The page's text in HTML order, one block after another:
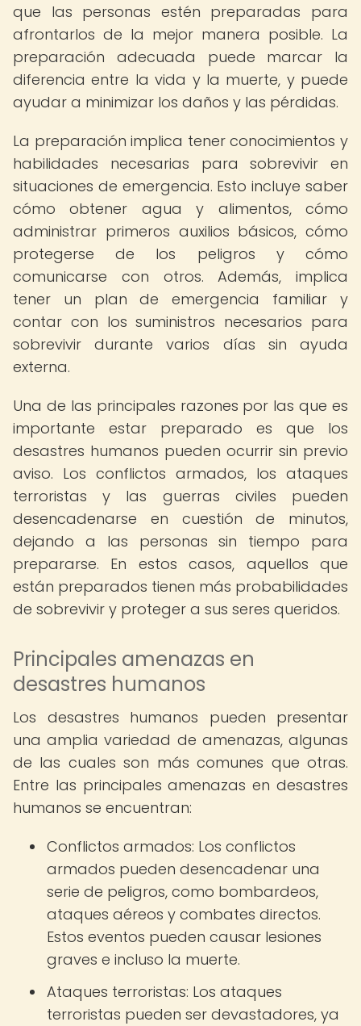
que las personas estén preparadas para
afrontarlos de la mejor manera posible. La
preparación adecuada puede marcar la
diferencia entre la vida y la muerte, y puede
ayudar a minimizar los daños y las pérdidas.
La preparación implica tener conocimientos y
habilidades necesarias para sobrevivir en
situaciones de emergencia. Esto incluye saber
cómo obtener agua y alimentos, cómo
administrar primeros auxilios básicos, cómo
protegerse de los peligros y cómo
comunicarse con otros. Además, implica
tener un plan de emergencia familiar y
contar con los suministros necesarios para
sobrevivir durante varios días sin ayuda
externa.
Una de las principales razones por las que es
importante estar preparado es que los
desastres humanos pueden ocurrir sin previo
aviso. Los conflictos armados, los ataques
terroristas y las guerras civiles pueden
desencadenarse en cuestión de minutos,
dejando a las personas sin tiempo para
prepararse. En estos casos, aquellos que
están preparados tienen más probabilidades
de sobrevivir y proteger a sus seres queridos.
Principales amenazas en
desastres humanos
Los desastres humanos pueden presentar
una amplia variedad de amenazas, algunas
de las cuales son más comunes que otras.
Entre las principales amenazas en desastres
humanos se encuentran:
Conflictos armados: Los conflictos
armados pueden desencadenar una
serie de peligros, como bombardeos,
ataques aéreos y combates directos.
Estos eventos pueden causar lesiones
graves e incluso la muerte.
Ataques terroristas: Los ataques
terroristas pueden ser devastadores, ya